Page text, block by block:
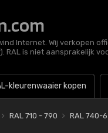
Internet. Wij verkopen
RAL is niet aansprakelijk
kleurenwaaier kopen
RAL 710 - 790 RAL 740-6